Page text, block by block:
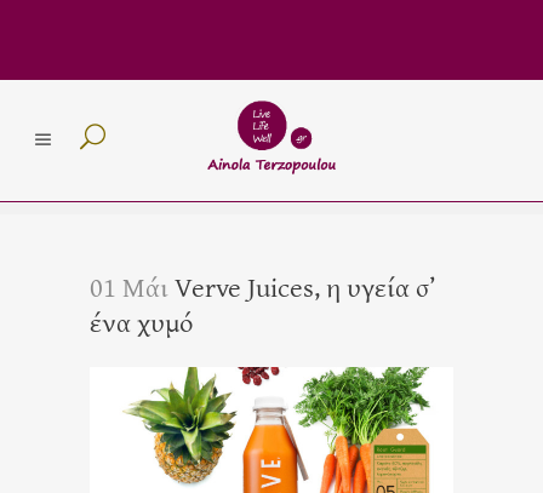
01 ΜάιVerve Juices, η υγεία σ’
ένα χυμό